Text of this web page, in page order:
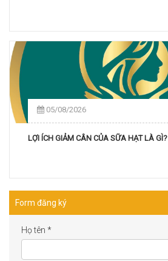
05/08/2026
LỢI ÍCH GIẢM CÂN CỦA SỮA HẠT LÀ GÌ?
Form đăng ký
Họ tên *